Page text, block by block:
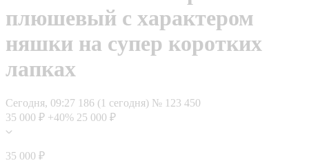
плюшевый с характером
няшки на супер коротких
лапках
Сегодня, 09:27 186 (1 сегодня) № 123 450
35 000 ₽ +40% 25 000 ₽
35 000 ₽